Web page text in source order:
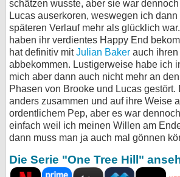
schätzen wusste, aber sie war
Lucas auserkoren, weswegen ich
späteren Verlauf mehr als glücklich
haben ihr verdientes Happy End
hat definitiv mitJulian Baker auch ihren
abbekommen. Lustigerweise habe ich
mich aber dann auch nicht mehr an
Phasen von Brooke und Lucas gestört.
anders zusammen und auf ihre Weise
ordentlichem Pep, aber es war
einfach weil ich meinen Willen am
dann muss man ja auch mal gönnen
Die Serie "One Tree Hill"